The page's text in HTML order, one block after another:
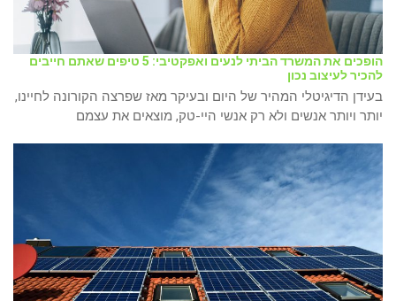
הופכים את המשרד הביתי לנעים ואפקטיבי: 5 טיפים שאתם חייבים
להכיר לעיצוב נכון
בעידן הדיגיטלי המהיר של היום ובעיקר מאז שפרצה הקורונה לחיינו,
יותר ויותר אנשים ולא רק אנשי היי-טק, מוצאים את עצמם